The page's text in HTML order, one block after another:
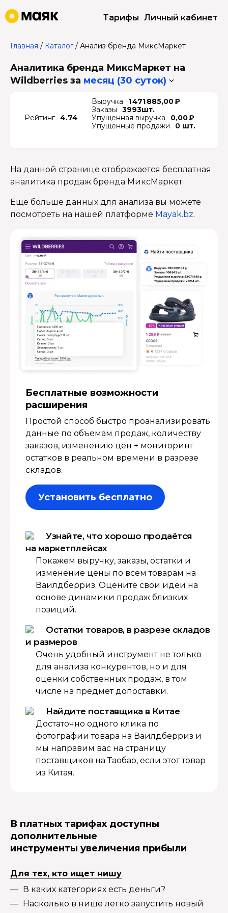
Тарифы Личный кабинет
Главная / Каталог/ Анализ бренда МиксМаркет
Аналитика бренда МиксМаркет на
Wildberries за месяц (30 суток)
Рейтинг 4.74
Выручка
1 471 885,00 ₽
Заказы
3993шт.
Упущенная выручка
0,00 ₽
Упущенные продажи
0 шт.
На данной странице отображается бесплатная
аналитика продаж бренда МиксМаркет.
Еще больше данных для анализа вы можете
посмотреть на нашей платформе Mayak.bz.
Бесплатные возмож­ности
расширения
Простой способ быстро проанализировать
данные по объемам продаж, количеству
заказов, изменению цен + мониторинг
остатков в реальном времени в разрезе
складов.
Установить бесплатно
Узнайте, что хорошо продаётся
на маркетплейсах
Покажем выручку, заказы, остатки и
изменение цены по всем товарам на
Ваилдберриз. Оцените свои идеи на
основе динамики продаж близких
позиций.
Остатки товаров, в разрезе складов
и размеров
Очень удобный инструмент не только
для анализа конкурентов, но и для
оценки собственных продаж, в том
числе на предмет допоставки.
Найдите поставщика в Китае
Достаточно одного клика по
фотографии товара на Ваилдберриз и
мы направим вас на страницу
поставщиков на Таобао, если этот товар
из Китая.
В платных тарифах доступны
дополнительные
инструменты увеличения прибыли
Для тех, кто ищет нишу
В каких категориях есть деньги?
Насколько в нише легко запустить новый